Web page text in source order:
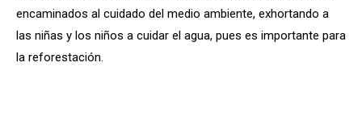
encaminados al cuidado del medio ambiente, exhortando a
las niñas y los niños a cuidar el agua, pues es importante para
la reforestación.